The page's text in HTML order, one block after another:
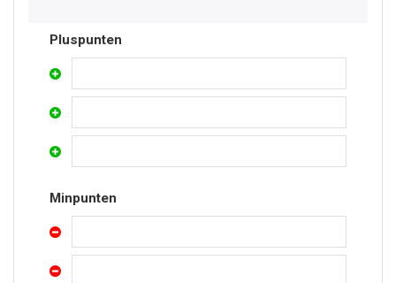
Pluspunten
Minpunten